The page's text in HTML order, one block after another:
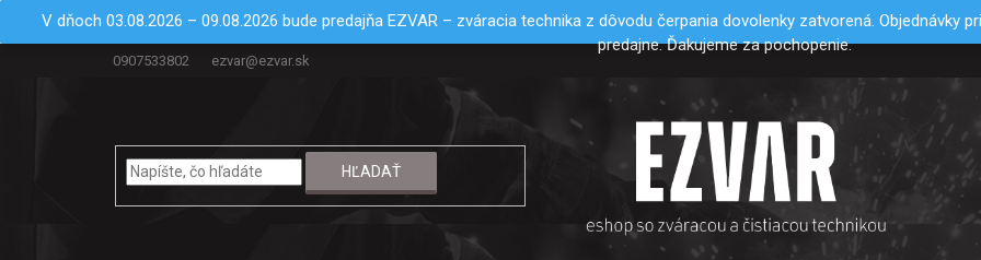
V dňoch 03.08.2026 – 09.08.2026 bude predajňa EZVAR – zváracia technika z dôvodu čerpania dovolenky zatvorená.
predajne. Ďakujeme za pochopenie.
0907533802 ezvar@ezvar.sk
HĽADAŤ